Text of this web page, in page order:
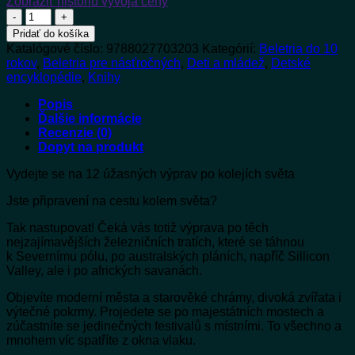
množstvo
Velká
železniční
dobrodružství
Pridať do košíka
Katalógové číslo: 9788027703203 Kategórií: Beletria do 10
rokov, Beletria pre násťročných, Deti a mládež, Detské
encyklopédie, Knihy
Popis
Ďalšie informácie
Recenzie (0)
Dopyt na produkt
Vydejte se na 12 úžasných výprav po kolejích světa
Jste připravení na cestu kolem světa?
Tak nastupovat! Čeká vás totiž výprava po těch
nejzajímavějších železničních tratích, které se táhnou
k Severnímu pólu, po australských pláních, napříč Sillicon
Valley, ale i po afrických savanách.
Objevíte moderní města a starověké chrámy, divoká zvířata i
výtečné pokrmy. Projedete se po majestátních mostech a
zúčastníte se jedinečných festivalů s místními. To všechno a
mnohem víc spatříte z okna vlaku.